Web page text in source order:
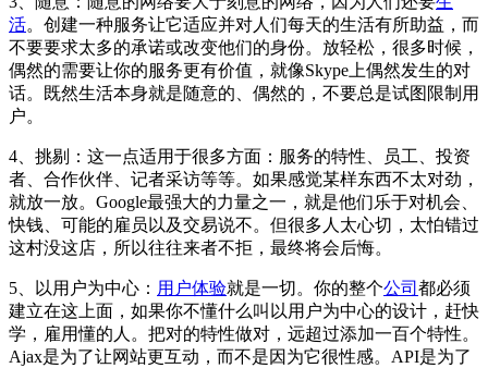
活。创建一种服务让它适应并对人们每天的生活有所助益，而
不要要求太多的承诺或改变他们的身份。放轻松，很多时候，
偶然的需要让你的服务更有价值，就像Skype上偶然发生的对
话。既然生活本身就是随意的、偶然的，不要总是试图限制用
户。
4、挑剔：这一点适用于很多方面：服务的特性、员工、投资
者、合作伙伴、记者采访等等。如果感觉某样东西不太对劲，
就放一放。Google最强大的力量之一，就是他们乐于对机会、
快钱、可能的雇员以及交易说不。但很多人太心切，太怕错过
这村没这店，所以往往来者不拒，最终将会后悔。
5、以用户为中心： 用户体验就是一切。你的整个公司 都必须
建立在这上面，如果你不懂什么叫以用户为中心的设计，赶快
学，雇用懂的人。把对的特性做对，远超过添加一百个特性。
Ajax是为了让网站更互动，而不是因为它很性感。API是为了